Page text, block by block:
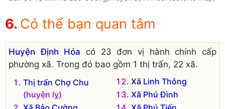
Có thể bạn quan tâm
Huyện Định Hóa có 23 đơn vị hành chính cấp
phường xã. Trong đó bao gồm 1 thị trấn, 22 xã.
Thị trấn Chợ Chu
(huyện lỵ)
Xã Linh Thông
Xã Phú Đình